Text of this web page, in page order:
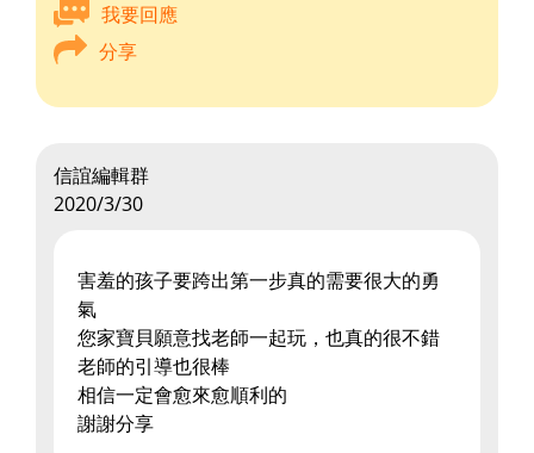
我要回應
分享
信誼編輯群
2020/3/30
害羞的孩子要跨出第一步真的需要很大的勇
氣
您家寶貝願意找老師一起玩，也真的很不錯
老師的引導也很棒
相信一定會愈來愈順利的
謝謝分享